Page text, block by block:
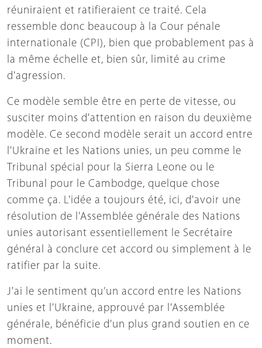
réuniraient et ratifieraient ce traité. Cela
ressemble donc beaucoup à la Cour pénale
internationale (CPI), bien que probablement pas à
la même échelle et, bien sûr, limité au crime
d'agression.
Ce modèle semble être en perte de vitesse, ou
susciter moins d'attention en raison du deuxième
modèle. Ce second modèle serait un accord entre
l'Ukraine et les Nations unies, un peu comme le
Tribunal spécial pour la Sierra Leone ou le
Tribunal pour le Cambodge, quelque chose
comme ça. L'idée a toujours été, ici, d'avoir une
résolution de l'Assemblée générale des Nations
unies autorisant essentiellement le Secrétaire
général à conclure cet accord ou simplement à le
ratifier par la suite.
J'ai le sentiment qu’un accord entre les Nations
unies et l'Ukraine, approuvé par l'Assemblée
générale, bénéficie d'un plus grand soutien en ce
moment.